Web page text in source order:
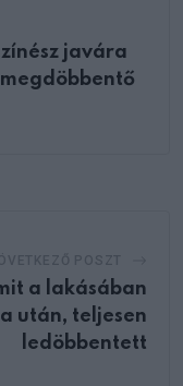
javára
a lakásában
után, teljesen
ledöbbentett